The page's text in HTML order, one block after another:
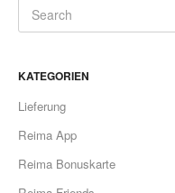
KATEGORIEN
Lieferung
Reima App
Reima Bonuskarte